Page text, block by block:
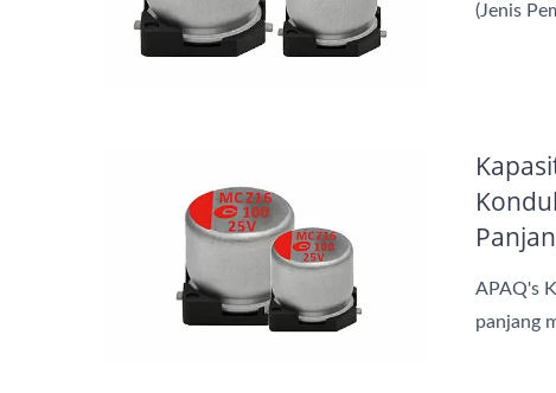
(Jenis
APAQ's
panjang